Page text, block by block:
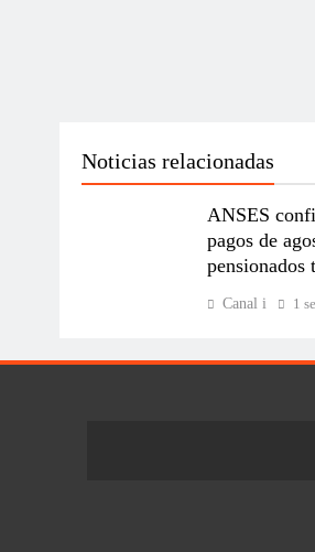
Noticias relacionadas
ANSES
pagos de
pensionados
Canal i 1